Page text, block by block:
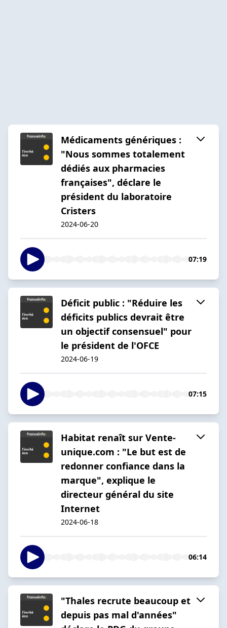
Médicaments génériques :
"Nous sommes totalement
dédiés aux pharmacies
françaises", déclare le
président du laboratoire
Cristers
2024-06-20
07:19
Déficit public : "Réduire les
déficits publics devrait être
un objectif consensuel" pour
le président de l'OFCE
2024-06-19
07:15
Habitat renaît sur Vente-
unique.com : "Le but est de
redonner confiance dans la
marque", explique le
directeur général du site
Internet
2024-06-18
06:14
"Thales recrute beaucoup et
depuis pas mal d'années"